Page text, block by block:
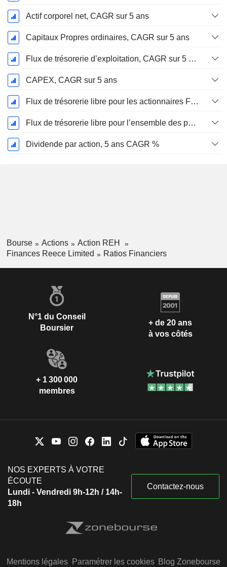
Actif corporel net, CAGR sur 5 ans
Capitaux Propres ordinaires, CAGR sur 5 ans
Flux de trésorerie d’exploitation, CAGR sur 5 ans
CAPEX, CAGR sur 5 ans
Flux de trésorerie libre pour les actionnaires FCFE, CAGR sur 5 ans
Flux de trésorerie libre pour l’ensemble des pourvoyeurs de fonds (créanciers et actionnaires) FCFF, CAGR sur 5 ans
Dividende par action, 5 ans CAGR %
Bourse Actions
Action REH
Finances Reece Limited
Ratios Financiers
N°1 du Conseil
Boursier
+ de 20 ans
à vos côtés
+ 1 300 000
membres
NOS EXPERTS À VOTRE
ÉCOUTE
Lundi - Vendredi 9h-12h / 14h-
18h
Contactez-nous
Mentions légales Paramétrer les cookies Blog Zonebourse